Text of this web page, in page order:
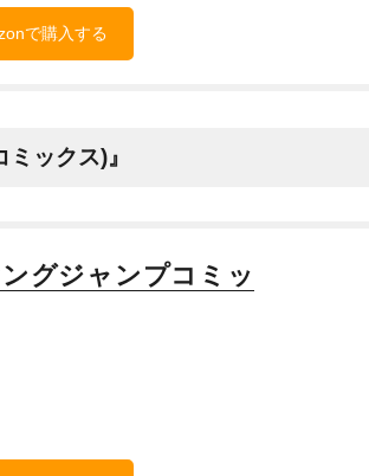
で購入する
ックス)』
グジャンプコミッ